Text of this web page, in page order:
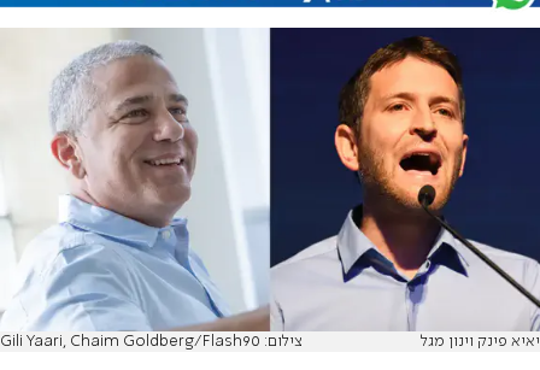
יאיא פינק וינון מגל צילום: Gili Yaari, Chaim Goldberg/Flash90